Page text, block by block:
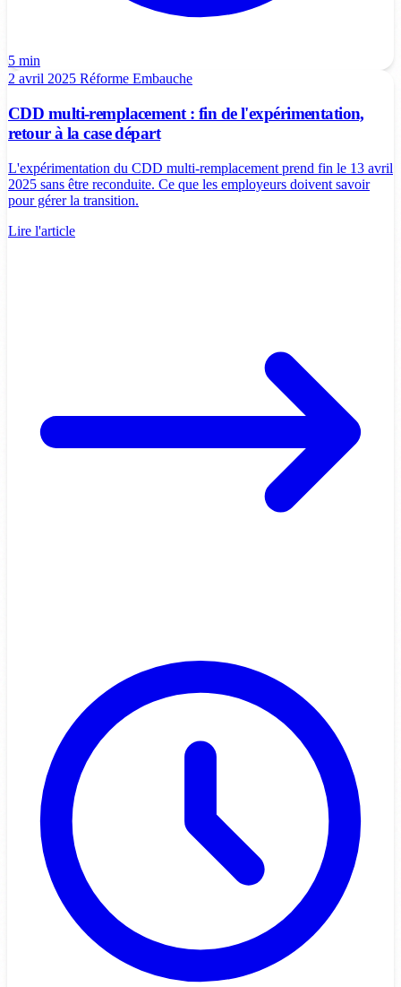
5 min
2 avril 2025 Réforme Embauche
CDD multi-remplacement : fin de l'expérimentation,
retour à la case départ
L'expérimentation du CDD multi-remplacement prend fin le 13 avril
2025 sans être reconduite. Ce que les employeurs doivent savoir
pour gérer la transition.
Lire l'article